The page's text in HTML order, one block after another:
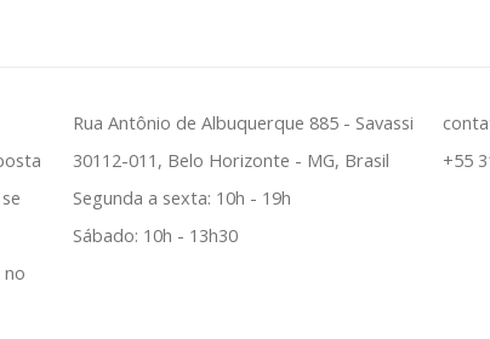
Rua Antônio de Albuquerque 885 - Savassi
30112-011, Belo Horizonte - MG, Brasil
Segunda a sexta: 10h - 19h
Sábado: 10h - 13h30
+55